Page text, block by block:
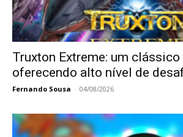
Truxton Extreme: um clássico
oferecendo alto nível de
Fernando Sousa - 04/08/2026